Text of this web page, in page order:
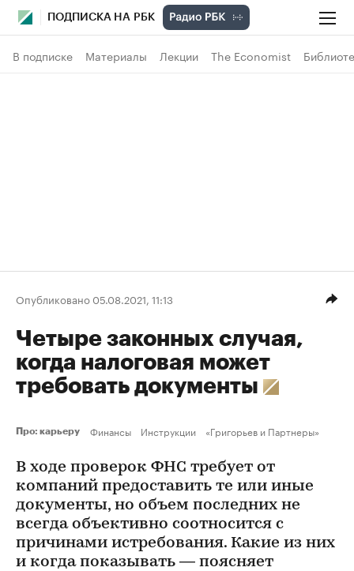
ПОДПИСКА НА РБК
В подписке Материалы Лекции The Economist
Опубликовано 05.08.2021, 11:13
Четыре законных случая,
когда налоговая может
требовать документы
Про: карьеру Финансы Инструкции «Григорьев и Партнеры»
В ходе проверок ФНС требует от
компаний предоставить те или иные
документы, но объем последних не
всегда объективно соотносится с
причинами истребования. Какие из них
и когда показывать — поясняет